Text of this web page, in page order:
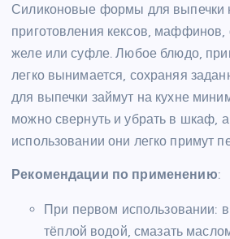
Силиконовые формы для выпечки
приготовления кексов, маффинов,
желе или суфле. Любое блюдо,
легко вынимается, сохраняя
для выпечки займут на кухне
можно свернуть и убрать в шкаф,
использовании они легко примут
Рекомендации по применению:
При первом использовании:
тёплой водой, смазать